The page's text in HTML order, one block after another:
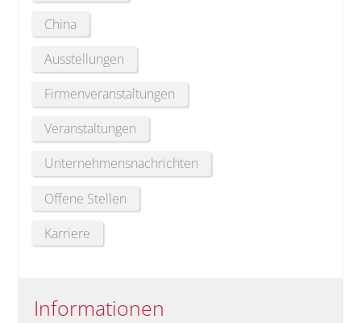
China
Ausstellungen
Firmenveranstaltungen
Veranstaltungen
Unternehmensnachrichten
Offene Stellen
Karriere
Informationen